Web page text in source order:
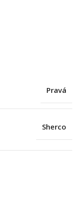
Pravá
Sherco